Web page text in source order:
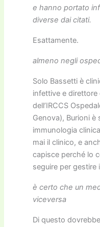
e hanno portato
diverse dai citati.
Esattamente.
almeno negli
Solo Bassetti è
infettive e direttore
dell’IRCCS
Genova), Burioni è
immunologia
mai il clinico, e
capisce perché lo
seguire per gestire
è certo che un
viceversa
Di questo